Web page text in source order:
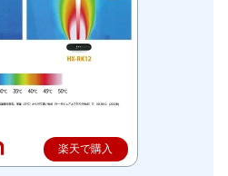
楽天で購入